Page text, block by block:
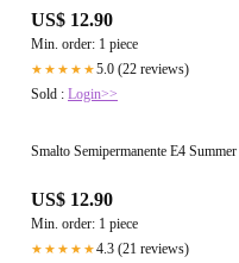
US$ 12.90
Min. order: 1 piece
★★★★★5.0 (22 reviews)
Sold : Login>>
Smalto Semipermanente E4 Summer
US$ 12.90
Min. order: 1 piece
★★★★★4.3 (21 reviews)